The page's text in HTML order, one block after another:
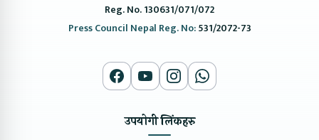
Reg. No. 130631/071/072
Press Council Nepal Reg. No:531/2072-73
उपयोगी लिंकहरु